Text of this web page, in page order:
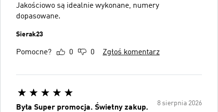
Jakościowo są idealnie wykonane, numery
dopasowane.
Sierak23
Pomocne? 0 0 Zgłoś komentarz
8 sierpnia 2026
Była Super promocja. Świetny zakup.